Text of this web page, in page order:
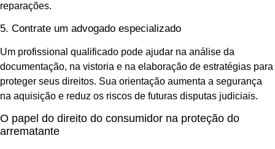
reparações.
5. Contrate um advogado especializado
Um profissional qualificado pode ajudar na análise da
documentação, na vistoria e na elaboração de estratégias para
proteger seus direitos. Sua orientação aumenta a segurança
na aquisição e reduz os riscos de futuras disputas judiciais.
O papel do direito do consumidor na proteção do
arrematante